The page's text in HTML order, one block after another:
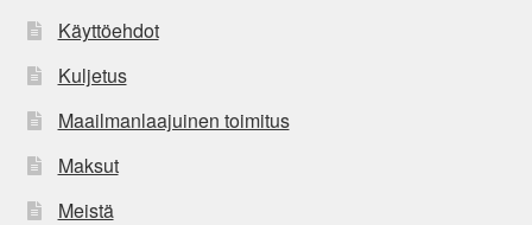
Käyttöehdot
Kuljetus
Maailmanlaajuinen toimitus
Maksut
Meistä